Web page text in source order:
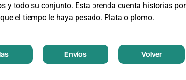
y todo su conjunto. Esta prenda cuenta historias por
el tiempo le haya pesado. Plata o plomo.
Envíos Volver